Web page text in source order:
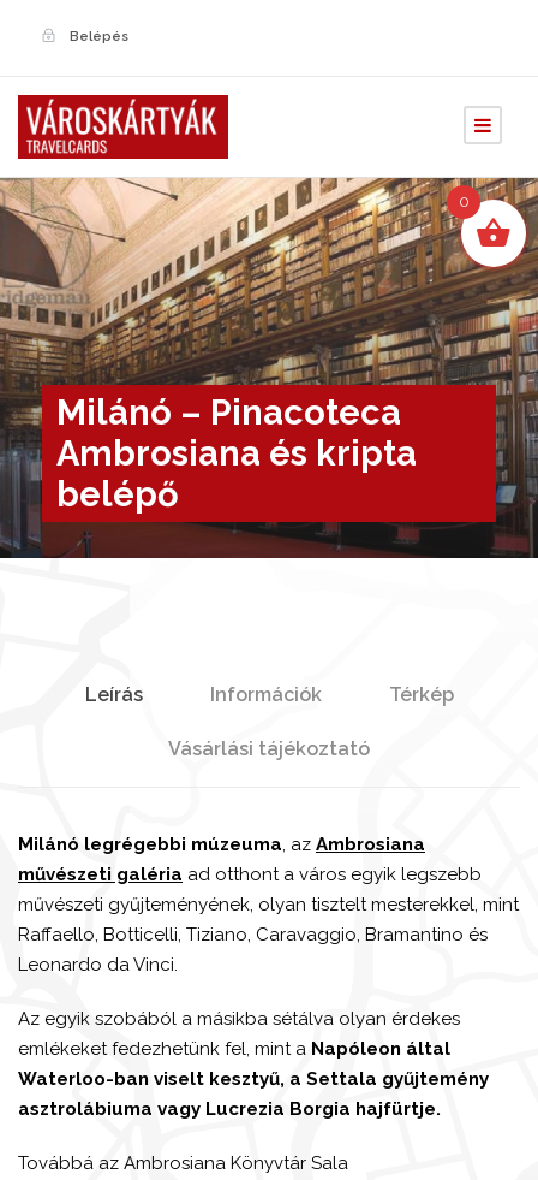
Belépés
Milánó – Pinacoteca
Ambrosiana és kripta
belépő
Leírás Információk Térkép
Vásárlási tájékoztató
Milánó legrégebbi múzeuma , az Ambrosiana
művészeti galéria ad otthont a város egyik legszebb
művészeti gyűjteményének, olyan tisztelt mesterekkel, mint
Raffaello, Botticelli, Tiziano, Caravaggio, Bramantino és
Leonardo da Vinci.
Az egyik szobából a másikba sétálva olyan érdekes
emlékeket fedezhetünk fel, mint a Napóleon által
Waterloo-ban viselt kesztyű, a Settala gyűjtemény
asztrolábiuma vagy Lucrezia Borgia hajfürtje.
Továbbá az Ambrosiana Könyvtár Sala
0